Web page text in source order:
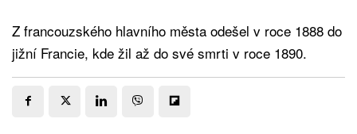
Z francouzského hlavního města odešel v roce 1888 do
jižní Francie, kde žil až do své smrti v roce 1890.